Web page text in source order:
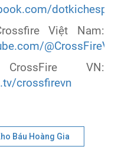
Việt Nam:
VN:
crossfirevn
Báu Hoàng Gia